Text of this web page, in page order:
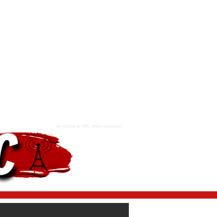
As notícias do ABC, onde você estiver